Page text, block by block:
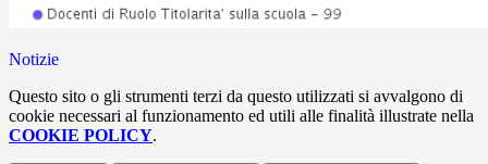
Notizie
Questo sito o gli strumenti terzi da questo utilizzati si avvalgono di
cookie necessari al funzionamento ed utili alle finalità illustrate nella
COOKIE POLICY.